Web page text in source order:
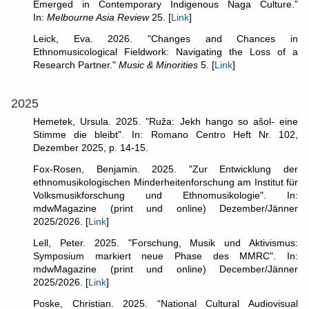
Emerged in Contemporary Indigenous Naga Culture.”
In: Melbourne Asia Review25. [Link]
Leick, Eva. 2026. "Changes and Chances in
Ethnomusicological Fieldwork: Navigating the Loss of a
Research Partner." Music & Minorities 5. [Link]
2025
Hemetek, Ursula. 2025. "Ruža: Jekh hango so ašol- eine
Stimme die bleibt". In: Romano Centro Heft Nr. 102,
Dezember 2025, p. 14-15.
Fox-Rosen, Benjamin. 2025. "Zur Entwicklung der
ethnomusikologischen Minderheitenforschung am Institut für
Volksmusikforschung und Ethnomusikologie". In:
mdwMagazine (print und online) Dezember/Jänner
2025/2026. [Link]
Lell, Peter. 2025. "Forschung, Musik und Aktivismus:
Symposium markiert neue Phase des MMRC". In:
mdwMagazine (print und online) December/Jänner
2025/2026. [Link]
Poske, Christian. 2025. “National Cultural Audiovisual